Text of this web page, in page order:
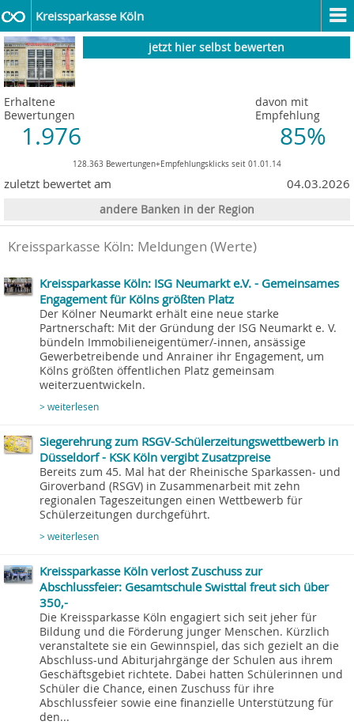
Kreissparkasse Köln
jetzt hier selbst bewerten
Erhaltene
Bewertungen
1.976
davon mit
Empfehlung
85%
128.363 Bewertungen+Empfehlungsklicks seit 01.01.14
zuletzt bewertet am 04.03.2026
andere Banken in der Region
Kreissparkasse Köln: Meldungen (Werte)
Kreissparkasse Köln: ISG Neumarkt e.V. - Gemeinsames
Engagement für Kölns größten Platz
Der Kölner Neumarkt erhält eine neue starke
Partnerschaft: Mit der Gründung der ISG Neumarkt e. V.
bündeln Immobilieneigentümer/-innen, ansässige
Gewerbetreibende und Anrainer ihr Engagement, um
Kölns größten öffentlichen Platz gemeinsam
weiterzuentwickeln.
> weiterlesen
Siegerehrung zum RSGV-Schülerzeitungswettbewerb in
Düsseldorf - KSK Köln vergibt Zusatzpreise
Bereits zum 45. Mal hat der Rheinische Sparkassen- und
Giroverband (RSGV) in Zusammenarbeit mit zehn
regionalen Tageszeitungen einen Wettbewerb für
Schülerzeitungen durchgeführt.
> weiterlesen
Kreissparkasse Köln verlost Zuschuss zur
Abschlussfeier: Gesamtschule Swisttal freut sich über
350,-
Die Kreissparkasse Köln engagiert sich seit jeher für
Bildung und die Förderung junger Menschen. Kürzlich
veranstaltete sie ein Gewinnspiel, das sich gezielt an die
Abschluss-und Abiturjahrgänge der Schulen aus ihrem
Geschäftsgebiet richtete. Dabei hatten Schülerinnen und
Schüler die Chance, einen Zuschuss für ihre
Abschlussfeier sowie eine finanzielle Unterstützung für
den...